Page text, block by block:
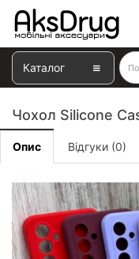
Каталог
Чохол Silicone
Опис Відгуки (0)